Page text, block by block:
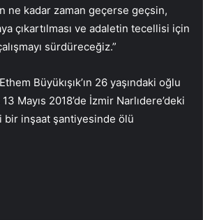
ne kadar zaman geçerse geçsin,
çıkartılması ve adaletin tecellisi için
sürdüreceğiz.”
Büyükışık’ın 26 yaşındaki oğlu
Mayıs 2018’de İzmir Narlıdere’deki
bir inşaat şantiyesinde ölü